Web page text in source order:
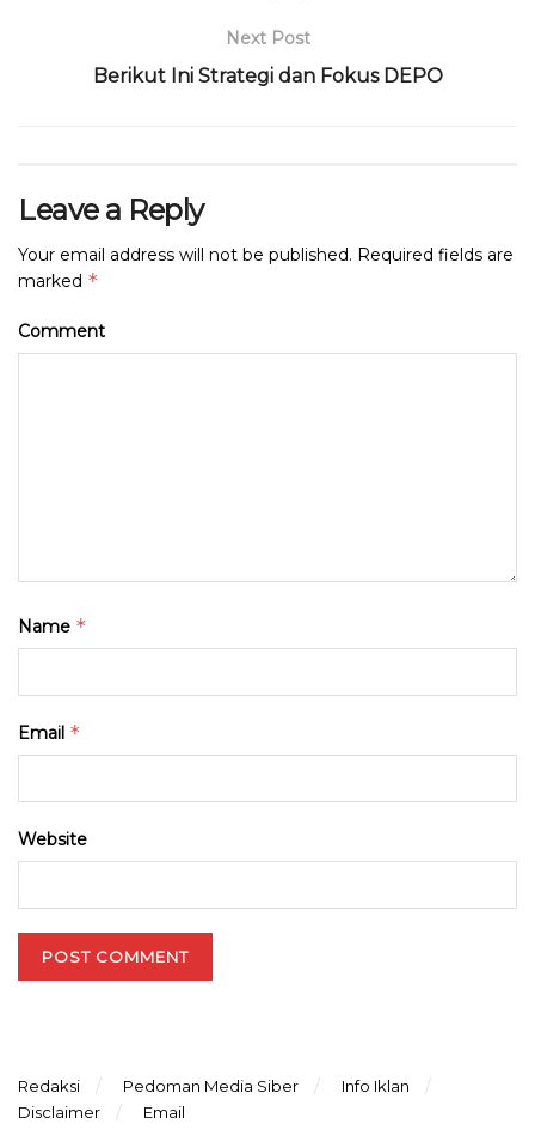
Next Post
Berikut Ini Strategi dan Fokus DEPO
Leave a Reply
Your email address will not be published. Required fields are
marked *
Comment
Name *
Email *
Website
Redaksi Pedoman Media Siber
Info Iklan
Disclaimer
Email